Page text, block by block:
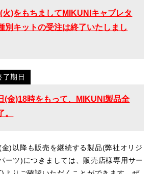
)をもちましてMIKUNIキャブレタ
別キットの受注は終了いたしまし
了期日
(金)18時をもって、MIKUNI製品全
。
)以降も販売を継続する製品(弊社オリジ
ーツ)につきましては、販売店様専用サー